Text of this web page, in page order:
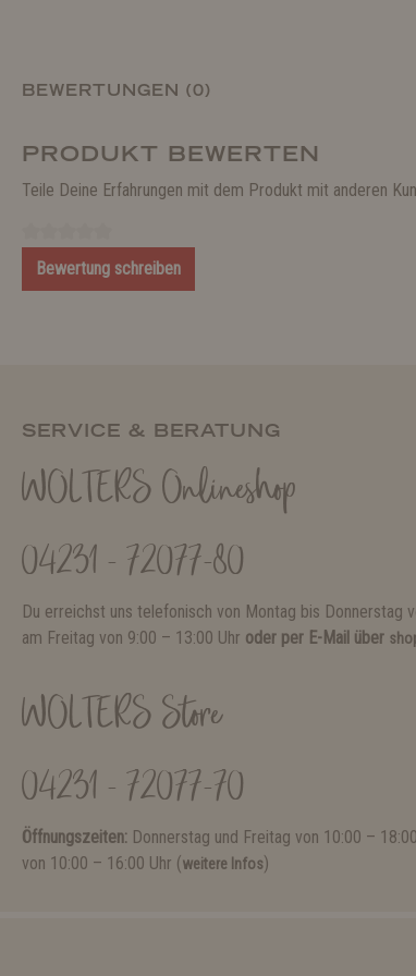
BEWERTUNGEN (0)
PRODUKT BEWERTEN
Teile Deine Erfahrungen mit dem Produkt mit anderen
Bewertung schreiben
SERVICE & BERATUNG
WOLTERS Onlineshop
04231 - 72077-80
Du erreichst uns telefonisch von Montag bis Donnerstag
am Freitag von 9:00 – 13:00 Uhr oder per E-Mail über
WOLTERS Store
04231 - 72077-70
Öffnungszeiten: Donnerstag und Freitag von 10:00 –
von 10:00 – 16:00 Uhr (weitere Infos)